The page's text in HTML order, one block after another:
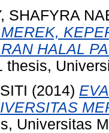
SHAFYRA
HALAL
thesis,
(2014)
Universitas